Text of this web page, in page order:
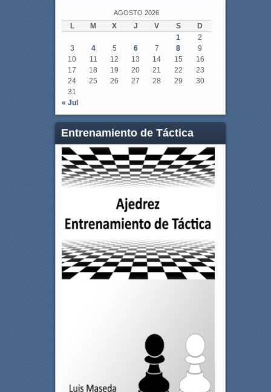
AGOSTO 2026
L M X J V S
D
1
2
3
4 5 6 7 8
9
10
11 12 13 14 15
16
17
18 19 20 21 22
23
24
25 26 27 28 29
30
31
« Jul
Entrenamiento de Táctica